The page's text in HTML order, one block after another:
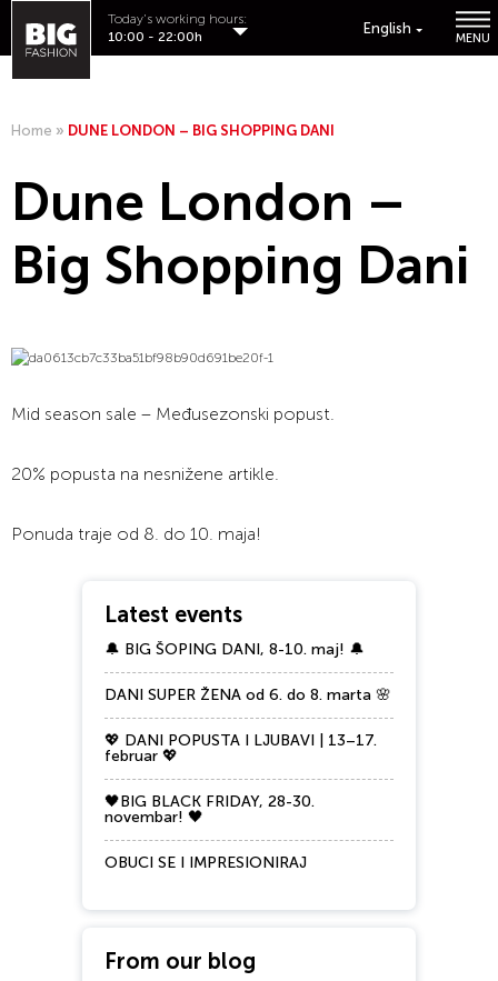
English
MENU
Today's working hours:
10:00 - 22:00h
Home » DUNE LONDON – BIG SHOPPING DANI
Dune London –
Big Shopping Dani
Mid season sale – Međusezonski popust.
20% popusta na nesnižene artikle.
Ponuda traje od 8. do 10. maja!
Latest events
🔔 BIG ŠOPING DANI, 8-10. maj! 🔔
DANI SUPER ŽENA od 6. do 8. marta 🌸
💖 DANI POPUSTA I LJUBAVI | 13–17.
februar 💖
🖤BIG BLACK FRIDAY, 28-30.
novembar! 🖤
OBUCI SE I IMPRESIONIRAJ
From our blog